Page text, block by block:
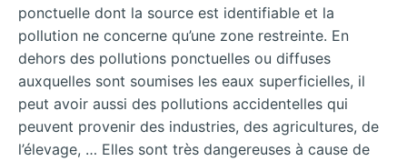
ponctuelle dont la source est identifiable et la
pollution ne concerne qu’une zone restreinte. En
dehors des pollutions ponctuelles ou diffuses
auxquelles sont soumises les eaux superficielles, il
peut avoir aussi des pollutions accidentelles qui
peuvent provenir des industries, des agricultures, de
l’élevage, … Elles sont très dangereuses à cause de